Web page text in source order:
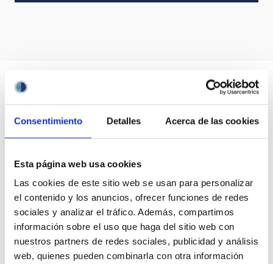
Consentimiento Detalles Acerca de las cookies
Esta página web usa cookies
Las cookies de este sitio web se usan para personalizar
el contenido y los anuncios, ofrecer funciones de redes
sociales y analizar el tráfico. Además, compartimos
información sobre el uso que haga del sitio web con
nuestros partners de redes sociales, publicidad y análisis
web, quienes pueden combinarla con otra información